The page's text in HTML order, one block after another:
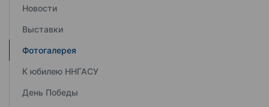
Новости
Выставки
Фотогалерея
К юбилею ННГАСУ
День Победы